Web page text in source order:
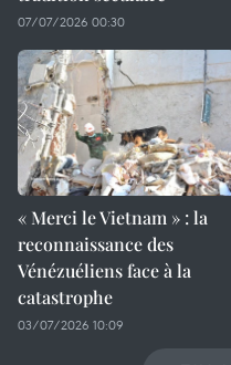
07/07/2026 00:30
« Merci le Vietnam » : la
reconnaissance des
Vénézuéliens face à la
catastrophe
03/07/2026 10:09